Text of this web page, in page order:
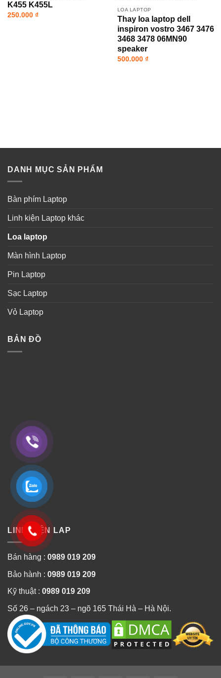
K455 K455L
250.000 ₫
LOA LAPTOP
Thay loa laptop dell
inspiron vostro 3467 3476
3468 3478 06MN90
speaker
500.000 ₫
DANH MỤC SẢN PHẨM
Bàn phím Laptop
Linh kiện Laptop khác
Loa laptop
Màn hình Laptop
Pin Laptop
Sạc Laptop
Vỏ Laptop
BẢN ĐỒ
LINH KIỆN LAP
Bán hàng : 0989 019 209
Bảo hành : 0989 019 209
Kỹ thuật : 0989 019 209
Số 26 – ngách 23 – ngõ 165 Thái Hà – Hà Nội.